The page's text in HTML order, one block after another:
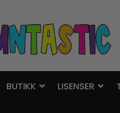
BUTIKK LISENSER